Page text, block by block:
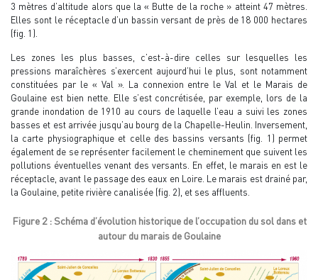
3 mètres d’altitude alors que la « Butte de la roche » atteint 47 mètres.
Elles sont le réceptacle d’un bassin versant de près de 18 000 hectares
(fig. 1).
Les zones les plus basses, c’est-à-dire celles sur lesquelles les
pressions maraîchères s’exercent aujourd’hui le plus, sont notamment
constituées par le « Val ». La connexion entre le Val et le Marais de
Goulaine est bien nette. Elle s’est concrétisée, par exemple, lors de la
grande inondation de 1910 au cours de laquelle l’eau a suivi les zones
basses et est arrivée jusqu’au bourg de la Chapelle-Heulin. Inversement,
la carte physiographique et celle des bassins versants (fig. 1) permet
également de se représenter facilement le cheminement que suivent les
pollutions éventuelles venant des versants. En effet, le marais en est le
réceptacle, avant le passage des eaux en Loire. Le marais est drainé par,
la Goulaine, petite rivière canalisée (fig. 2), et ses affluents.
Figure 2 : Schéma d’évolution historique de l’occupation du sol dans et
autour du marais de Goulaine